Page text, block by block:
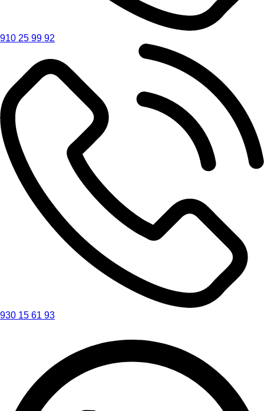
910 25 99 92
930 15 61 93